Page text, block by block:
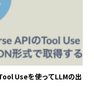
Useを使ってLLMの出